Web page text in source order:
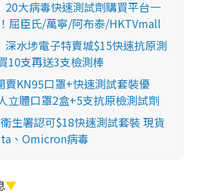
20大病毒快速測試劑購買平台一
屈臣氏/萬寧/阿布泰/HKTVmall
深水埗電子特賣城$15快速抗原測
10支再送3支檢測棒
賣KN95口罩+快速測試套裝優
立體口罩2盒+5支抗原檢測試劑
生署認可$18快速測試套裝 現貨
、Omicron病毒
▼